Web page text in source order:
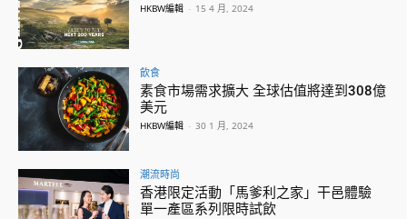
HKBW編輯 - 15 4 月, 2024
飲食
素食市場需求擴大 全球估值將達到308億
美元
HKBW編輯 - 30 1 月, 2024
潮流時尚
香港限定活動「馬爹利之家」干邑體驗
單一產區系列限時試飲